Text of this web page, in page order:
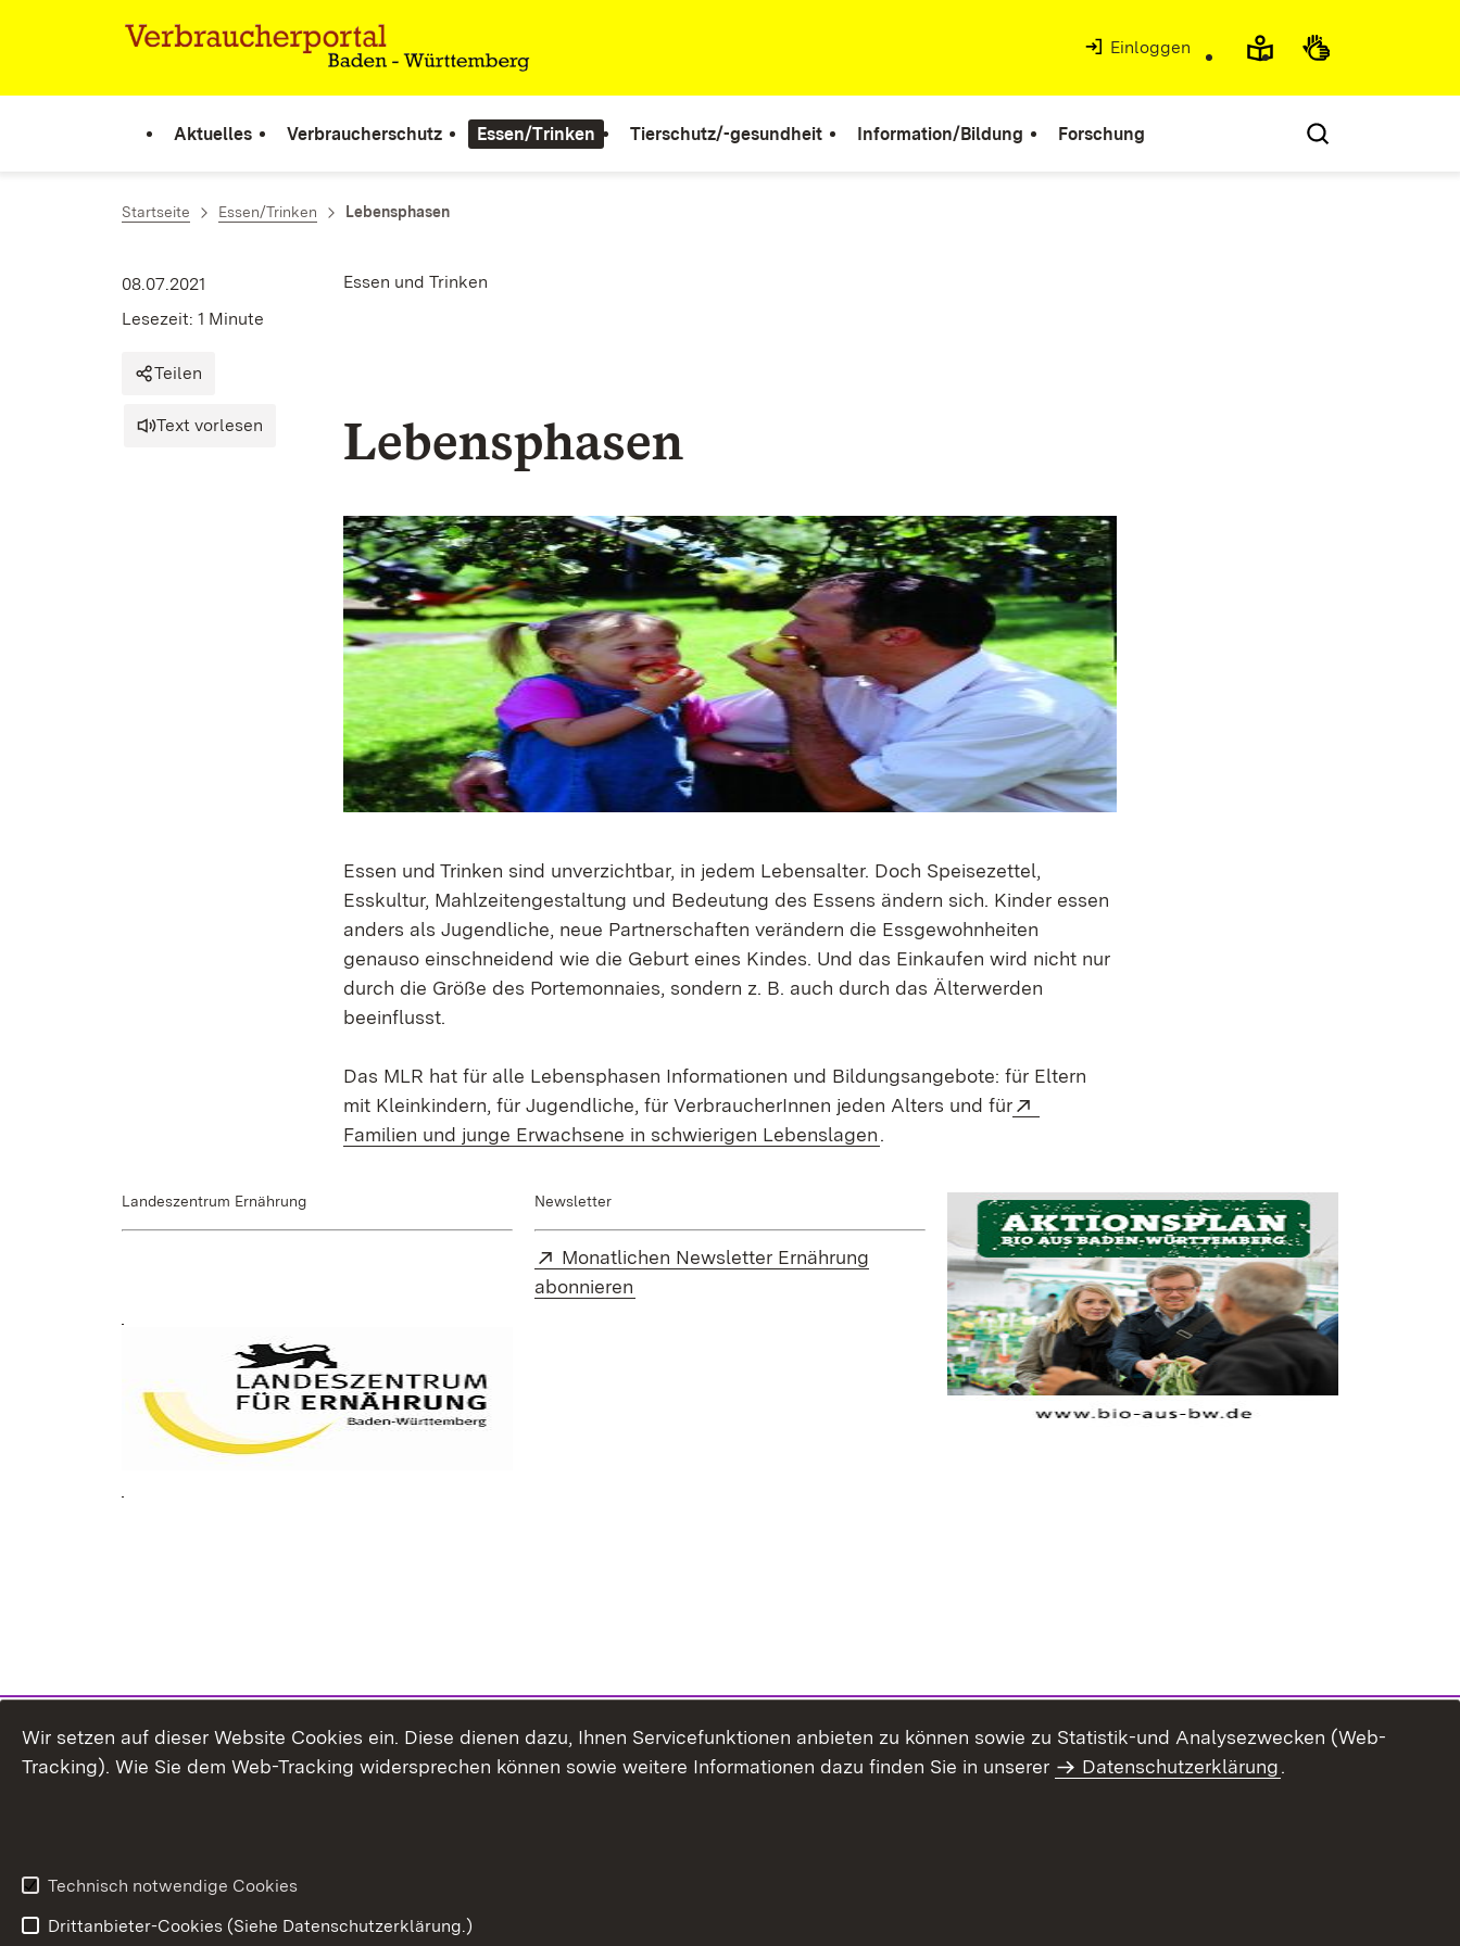
Zum Inhalt springen
Einloggen
Aktuelles Verbraucherschutz Essen/Trinken Tierschutz/-gesundheit Information/Bildung Forschung
Startseite Essen/Trinken Lebensphasen
Essen und Trinken
08.07.2021
Lesezeit: 1 Minute
Teilen
Text vorlesen Lebensphasen
Essen und Trinken sind unverzichtbar, in jedem Lebensalter. Doch Speisezettel,
Esskultur, Mahlzeitengestaltung und Bedeutung des Essens ändern sich. Kinder essen
anders als Jugendliche, neue Partnerschaften verändern die Essgewohnheiten
genauso einschneidend wie die Geburt eines Kindes. Und das Einkaufen wird nicht nur
durch die Größe des Portemonnaies, sondern z. B. auch durch das Älterwerden
beeinflusst.
Das MLR hat für alle Lebensphasen Informationen und Bildungsangebote: für Eltern
mit Kleinkindern, für Jugendliche, für VerbraucherInnen jeden Alters und für
Familien und junge Erwachsene in schwierigen Lebenslagen.
Landeszentrum Ernährung Newsletter
Extern:
Monatlichen Newsletter Ernährung
abonnieren
Wir setzen auf dieser Website Cookies ein. Diese dienen dazu, Ihnen Servicefunktionen anbieten zu können sowie zu Statistik-und Analysezwecken (Web-
Tracking). Wie Sie dem Web-Tracking widersprechen können sowie weitere Informationen dazu finden Sie in unserer
Datenschutzerklärung.
Technisch notwendige Cookies
Drittanbieter-Cookies (Siehe Datenschutzerklärung.)